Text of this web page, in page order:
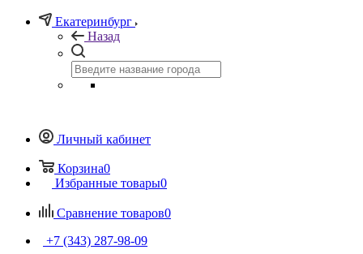
Екатеринбург
Назад
Личный кабинет
Корзина0
Избранные товары0
Сравнение товаров0
+7 (343) 287-98-09